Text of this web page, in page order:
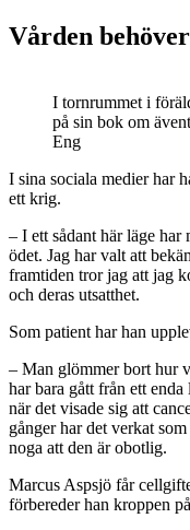
Vården
I tornrummet i
på sin bok om
Eng
I sina sociala medier har
ett krig.
– I ett sådant här läge har
ödet. Jag har valt att
framtiden tror jag att jag
och deras utsatthet.
Som patient har han
– Man glömmer bort hur
har bara gått från ett
när det visade sig att
gånger har det verkat
noga att den är obotlig.
Marcus Aspsjö får
förbereder han kroppen